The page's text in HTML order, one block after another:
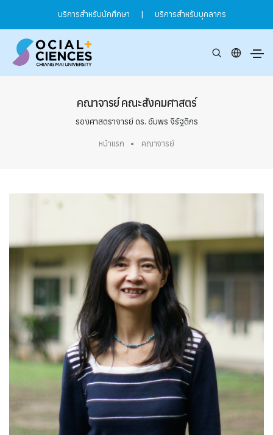
บริการสำหรับนักศึกษา | บริการสำหรับบุคลากร
คณาจารย์ คณะสังคมศาสตร์
รองศาสตราจารย์ ดร. อัมพร จิรัฐติกร
หน้าแรก คณาจารย์